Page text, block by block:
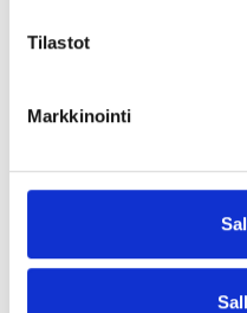
Tilastot
Markkinointi